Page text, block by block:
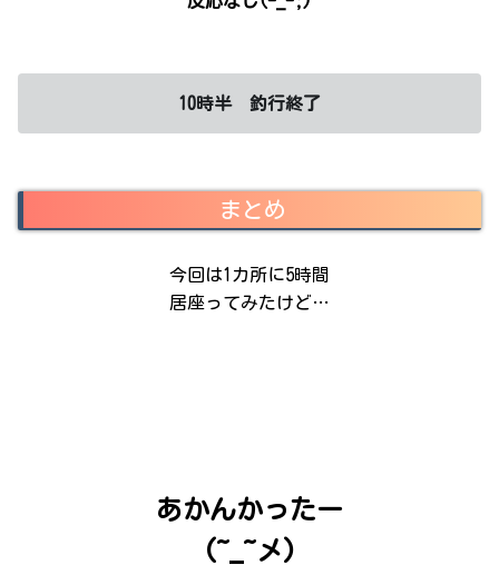
10時半 釣行終了
まとめ
今回は1カ所に5時間
居座ってみたけど…
あかんかったー
(~_~メ)